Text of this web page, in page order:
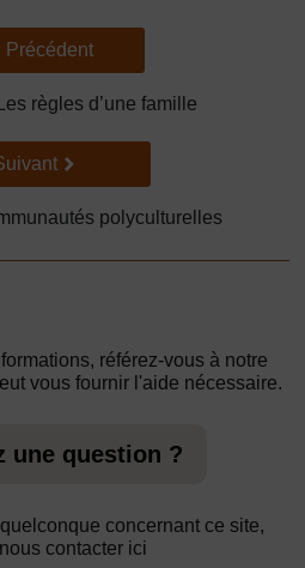
Précédent
règles d’une famille
polyculturelles
référez-vous à notre
vous fournir l'aide nécessaire.
une question ?
concernant ce site,
contacter ici